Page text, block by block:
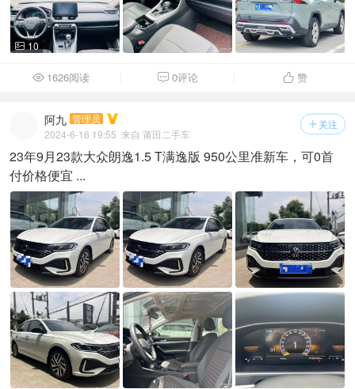
 10
 1626阅读  0评论  赞
 关注
阿九 管理员
2024-6-16 19:55 来自 莆田二手车
23年9月23款大众朗逸1.5 T满逸版 950公里准新车，可0首
付价格便宜 ...